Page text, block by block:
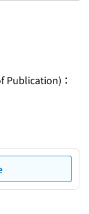
Publication)：